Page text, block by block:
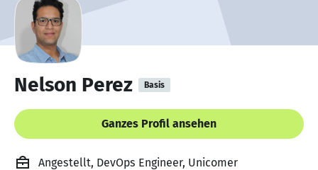
Nelson Perez Basis
Ganzes Profil ansehen
Angestellt, DevOps Engineer, Unicomer